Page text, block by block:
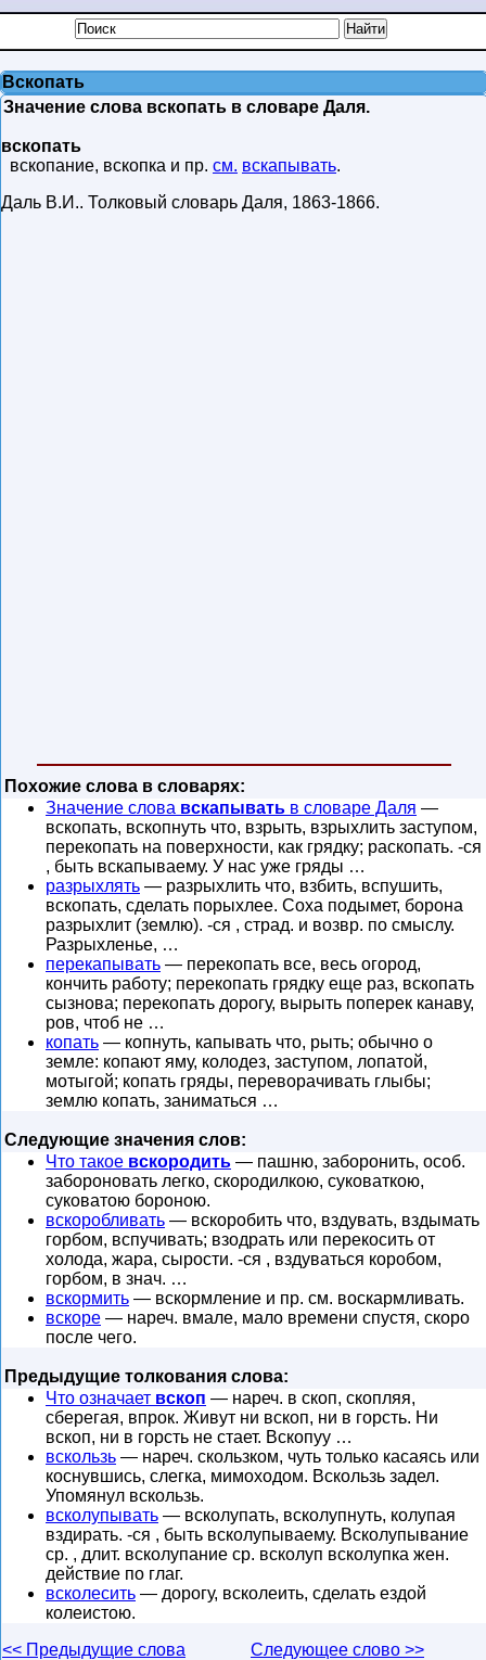
Вскопать
Значение слова вскопать в словаре Даля.
вскопать
вскопание, вскопка и пр. см. вскапывать.
Даль В.И.. Толковый словарь Даля, 1863-1866.
Похожие слова в словарях:
Значение слова вскапывать в словаре Даля —
вскопать, вскопнуть что, взрыть, взрыхлить заступом,
перекопать на поверхности, как грядку; раскопать. -ся
, быть вскапываему. У нас уже гряды …
разрыхлять — разрыхлить что, взбить, вспушить,
вскопать, сделать порыхлее. Соха подымет, борона
разрыхлит (землю). -ся , страд. и возвр. по смыслу.
Разрыхленье, …
перекапывать — перекопать все, весь огород,
кончить работу; перекопать грядку еще раз, вскопать
сызнова; перекопать дорогу, вырыть поперек канаву,
ров, чтоб не …
копать — копнуть, капывать что, рыть; обычно о
земле: копают яму, колодез, заступом, лопатой,
мотыгой; копать гряды, переворачивать глыбы;
землю копать, заниматься …
Следующие значения слов:
Что такое вскородить — пашню, заборонить, особ.
забороновать легко, скородилкою, суковаткою,
суковатою бороною.
вскоробливать — вскоробить что, вздувать, вздымать
горбом, вспучивать; взодрать или перекосить от
холода, жара, сырости. -ся , вздуваться коробом,
горбом, в знач. …
вскормить — вскормление и пр. см. воскармливать.
вскоре — нареч. вмале, мало времени спустя, скоро
после чего.
Предыдущие толкования слова:
Что означает вскоп — нареч. в скоп, скопляя,
сберегая, впрок. Живут ни вскоп, ни в горсть. Ни
вскоп, ни в горсть не стает. Вскопуу …
вскользь — нареч. скользком, чуть только касаясь или
коснувшись, слегка, мимоходом. Вскользь задел.
Упомянул вскользь.
всколупывать — всколупать, всколупнуть, колупая
вздирать. -ся , быть всколупываему. Всколупывание
ср. , длит. всколупание ср. всколуп всколупка жен.
действие по глаг.
всколесить — дорогу, всколеить, сделать ездой
колеистою.
<< Предыдущие слова
Следующее слово >>